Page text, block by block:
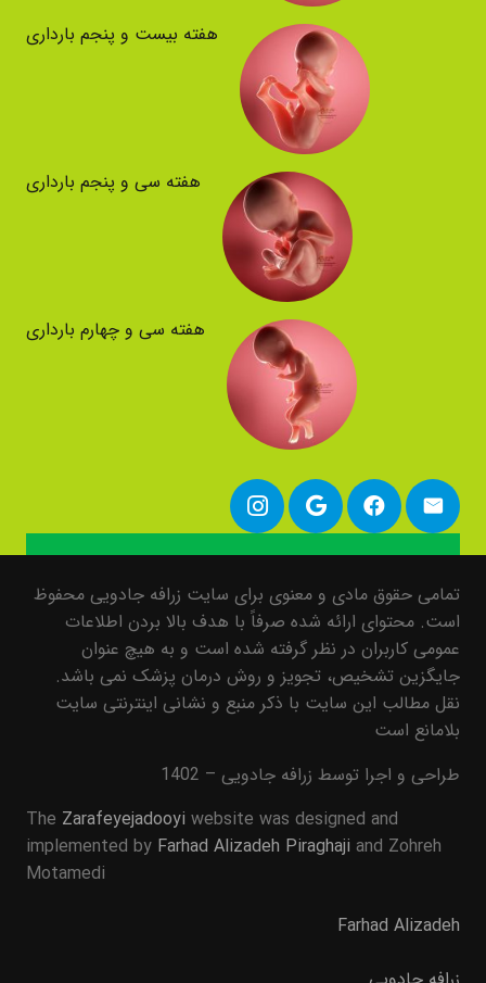
هفته بیست و پنجم بارداری
هفته سی و پنجم بارداری
هفته سی و چهارم بارداری
تمامی حقوق مادی و معنوی برای سایت زرافه جادویی محفوظ
است. محتوای ارائه شده صرفاً با هدف بالا بردن اطلاعات
عمومی کاربران در نظر گرفته شده است و به هیچ عنوان
جایگزین تشخیص، تجویز و روش درمان پزشک نمی باشد.
نقل مطالب این سایت با ذکر منبع و نشانی اینترنتی سایت
بلامانع است
طراحی و اجرا توسط زرافه جادویی – 1402
The Zarafeyejadooyi website was designed and
implemented by Farhad Alizadeh Piraghaji and Zohreh
Motamedi
Farhad Alizadeh